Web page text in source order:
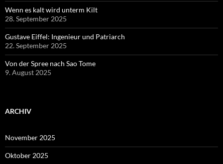
Wenn es kalt wird unterm Kilt
28. September 2025
Gustave Eiffel: Ingenieur und Patriarch
22. September 2025
Von der Spree nach Sao Tome
9. August 2025
ARCHIV
November 2025
Oktober 2025